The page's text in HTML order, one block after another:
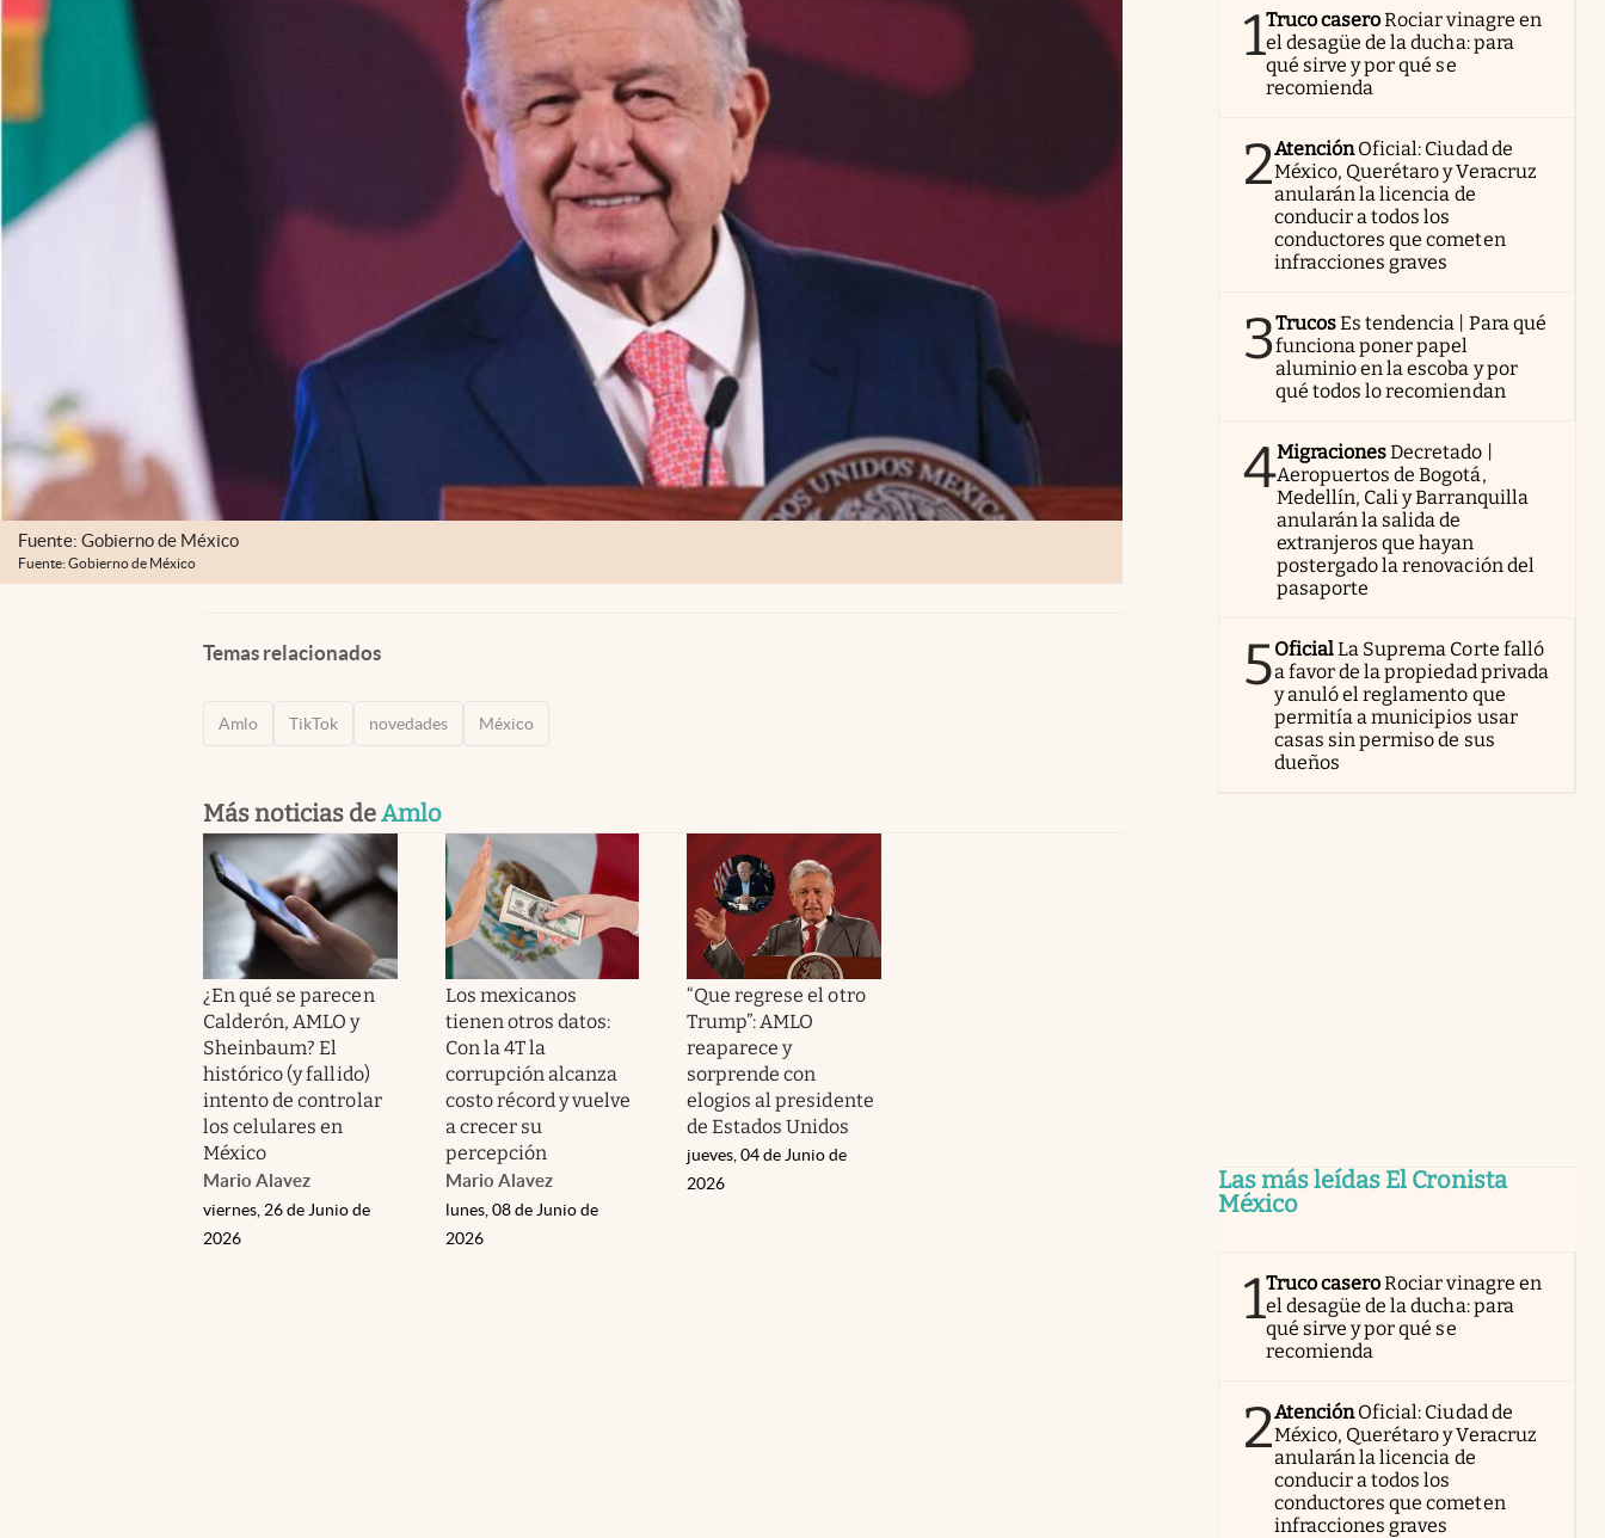
Fuente: Gobierno de México
Fuente: Gobierno de México
Temas relacionados
Amlo TikTok novedades México
Más noticias deAmlo
¿En qué se parecen
Calderón, AMLO y
Sheinbaum? El
histórico (y fallido)
intento de controlar
los celulares en
México
Mario Alavez
viernes, 26 de Junio de
2026
Los mexicanos
tienen otros datos:
Con la 4T la
corrupción alcanza
costo récord y vuelve
a crecer su
percepción
Mario Alavez
lunes, 08 de Junio de
2026
“Que regrese el otro
Trump”: AMLO
reaparece y
sorprende con
elogios al presidente
de Estados Unidos
jueves, 04 de Junio de
2026
1Truco caseroRociar vinagre en
el desagüe de la ducha: para
qué sirve y por qué se
recomienda
2AtenciónOficial: Ciudad de
México, Querétaro y Veracruz
anularán la licencia de
conducir a todos los
conductores que cometen
infracciones graves
3TrucosEs tendencia | Para qué
funciona poner papel
aluminio en la escoba y por
qué todos lo recomiendan
4MigracionesDecretado |
Aeropuertos de Bogotá,
Medellín, Cali y Barranquilla
anularán la salida de
extranjeros que hayan
postergado la renovación del
pasaporte
5OficialLa Suprema Corte falló
a favor de la propiedad privada
y anuló el reglamento que
permitía a municipios usar
casas sin permiso de sus
dueños
Las más leídas El Cronista
México
1Truco caseroRociar vinagre en
el desagüe de la ducha: para
qué sirve y por qué se
recomienda
2AtenciónOficial: Ciudad de
México, Querétaro y Veracruz
anularán la licencia de
conducir a todos los
conductores que cometen
infracciones graves